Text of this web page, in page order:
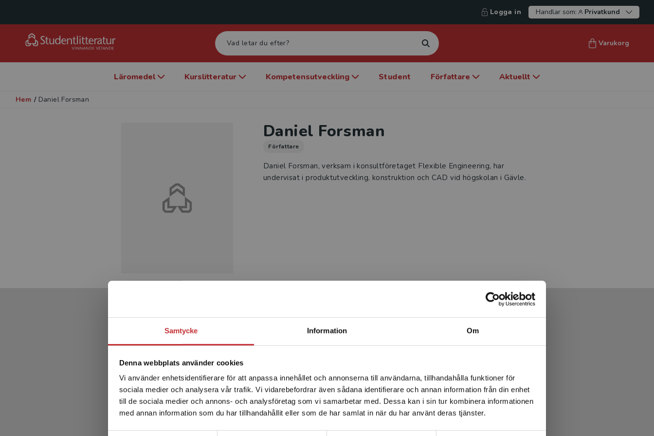
Samtycke Information Om
Denna webbplats använder cookies
Vi använder enhetsidentifierare för att anpassa innehållet och annonserna till användarna, tillhandahålla funktioner för
sociala medier och analysera vår trafik. Vi vidarebefordrar även sådana identifierare och annan information från din enhet
till de sociala medier och annons- och analysföretag som vi samarbetar med. Dessa kan i sin tur kombinera informationen
med annan information som du har tillhandahållit eller som de har samlat in när du har använt deras tjänster.
Begränsad fraktregion
Det verkar som att du besöker studentlitteratur.se via en
enhet utanför Sverige. Vi erbjuder inte leveranser utanför
Sverige. För att kunna slutföra ett köp måste
leveransadressen vara i Sverige.Läs mer
Logga in Handlar som: Privatkund
Varukorg
Läromedel Kurslitteratur Kompetensutveckling Student Författare Aktuellt
Hem / Daniel Forsman
Daniel Forsman
Författare
Daniel Forsman, verksam i konsultföretaget Flexible Engineering, har
undervisat i produktutveckling, konstruktion och CAD vid högskolan i Gävle.
Produkter